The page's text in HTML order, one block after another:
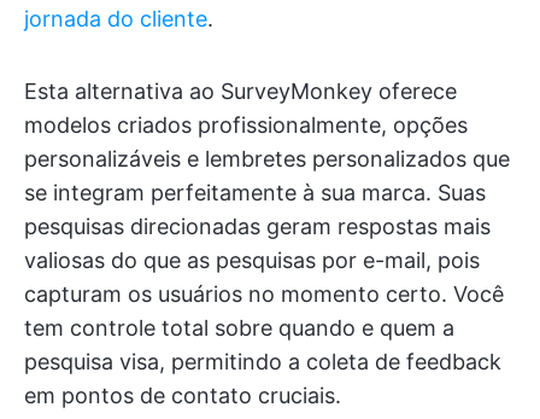
jornada do cliente.
Esta alternativa ao SurveyMonkey oferece
modelos criados profissionalmente, opções
personalizáveis e lembretes personalizados que
se integram perfeitamente à sua marca. Suas
pesquisas direcionadas geram respostas mais
valiosas do que as pesquisas por e-mail, pois
capturam os usuários no momento certo. Você
tem controle total sobre quando e quem a
pesquisa visa, permitindo a coleta de feedback
em pontos de contato cruciais.